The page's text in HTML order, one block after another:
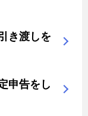
き渡しを
申告をし